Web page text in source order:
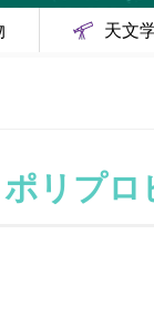
天文
リプロ